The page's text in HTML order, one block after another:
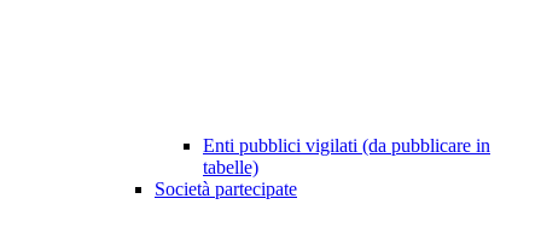
Enti pubblici vigilati (da pubblicare in
tabelle)
Società partecipate